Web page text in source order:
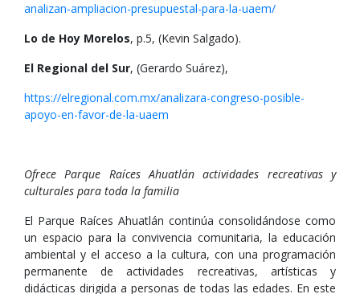
analizan-ampliacion-presupuestal-para-la-uaem/
Lo de Hoy Morelos, p.5, (Kevin Salgado).
El Regional del Sur, (Gerardo Suárez),
https://elregional.com.mx/analizara-congreso-posible-
apoyo-en-favor-de-la-uaem
Ofrece Parque Raíces Ahuatlán actividades recreativas y
culturales para toda la familia
El Parque Raíces Ahuatlán continúa consolidándose como
un espacio para la convivencia comunitaria, la educación
ambiental y el acceso a la cultura, con una programación
permanente de actividades recreativas, artísticas y
didácticas dirigida a personas de todas las edades. En este